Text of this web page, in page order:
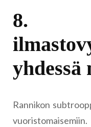
yhdessä
Rannikon